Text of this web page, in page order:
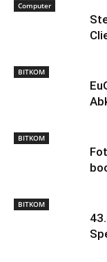
Computer
BITKOM
BITKOM
BITKOM